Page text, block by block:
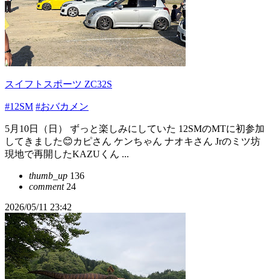
スイフトスポーツ ZC32S
#12SM #おバカメン
5月10日（日） ずっと楽しみにしていた 12SMのMTに初参加
してきました😊カピさん ケンちゃん ナオキさん Jrのミツ坊
現地で再開したKAZUくん ...
thumb_up 136
comment24
2026/05/11 23:42